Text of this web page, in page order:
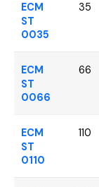
ECM
ST
0035
35
ECM
ST
0066
66
ECM
ST
0110
110